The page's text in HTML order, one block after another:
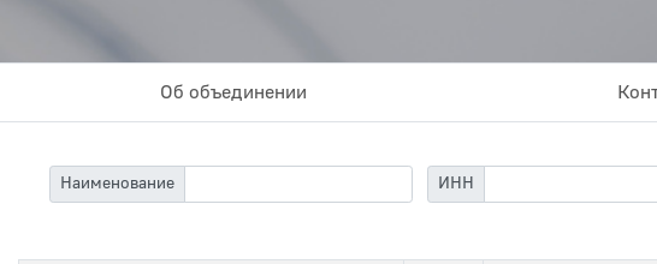
Об объединении
Наименование ИНН